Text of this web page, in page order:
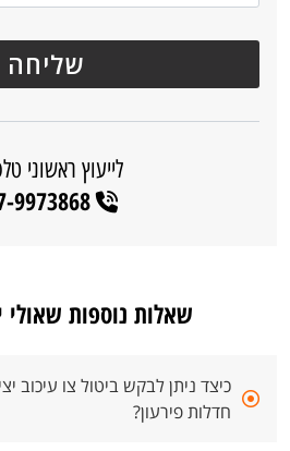
לייעוץ ראשוני
077-9973868
שאלות נוספות שאולי
כיצד ניתן לבקש ביטול צו עיכוב
חדלות פירעון?